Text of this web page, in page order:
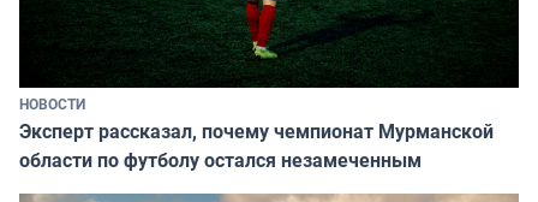
НОВОСТИ
Эксперт рассказал, почему чемпионат Мурманской
области по футболу остался незамеченным